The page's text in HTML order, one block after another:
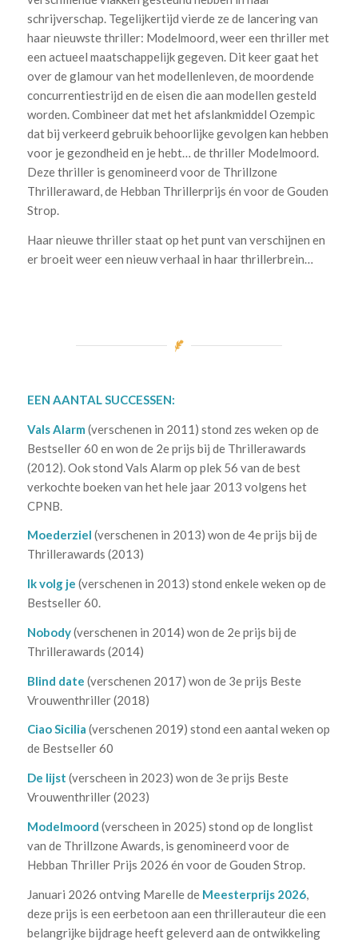
schrijverschap. Tegelijkertijd vierde ze de lancering van
haar nieuwste thriller: Modelmoord, weer een thriller met
een actueel maatschappelijk gegeven. Dit keer gaat het
over de glamour van het modellenleven, de moordende
concurrentiestrijd en de eisen die aan modellen gesteld
worden. Combineer dat met het afslankmiddel Ozempic
dat bij verkeerd gebruik behoorlijke gevolgen kan hebben
voor je gezondheid en je hebt… de thriller Modelmoord.
Deze thriller is genomineerd voor de Thrillzone
Thrilleraward, de Hebban Thrillerprijs én voor de Gouden
Strop.
Haar nieuwe thriller staat op het punt van verschijnen en
er broeit weer een nieuw verhaal in haar thrillerbrein…
EEN AANTAL SUCCESSEN:
Vals Alarm (verschenen in 2011) stond zes weken op de
Bestseller 60 en won de 2e prijs bij de Thrillerawards
(2012). Ook stond Vals Alarm op plek 56 van de best
verkochte boeken van het hele jaar 2013 volgens het
CPNB.
Moederziel (verschenen in 2013) won de 4e prijs bij de
Thrillerawards (2013)
Ik volg je (verschenen in 2013) stond enkele weken op de
Bestseller 60.
Nobody(verschenen in 2014) won de 2e prijs bij de
Thrillerawards (2014)
Blind date (verschenen 2017) won de 3e prijs Beste
Vrouwenthriller (2018)
Ciao Sicilia (verschenen 2019) stond een aantal weken op
de Bestseller 60
De lijst (verscheen in 2023) won de 3e prijs Beste
Vrouwenthriller (2023)
Modelmoord (verscheen in 2025) stond op de longlist
van de Thrillzone Awards, is genomineerd voor de
Hebban Thriller Prijs 2026 én voor de Gouden Strop.
Januari 2026 ontving Marelle de Meesterprijs 2026,
deze prijs is een eerbetoon aan een thrillerauteur die een
belangrijke bijdrage heeft geleverd aan de ontwikkeling